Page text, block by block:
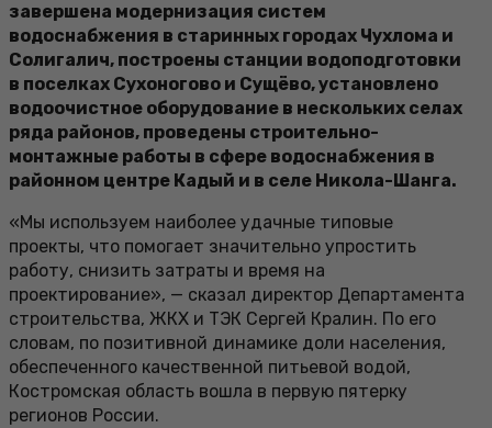
завершена модернизация систем
водоснабжения в старинных городах Чухлома и
Солигалич, построены станции водоподготовки
в поселках Сухоногово и Сущёво, установлено
водоочистное оборудование в нескольких селах
ряда районов, проведены строительно-
монтажные работы в сфере водоснабжения в
районном центре Кадый и в селе Никола-Шанга.
«Мы используем наиболее удачные типовые
проекты, что помогает значительно упростить
работу, снизить затраты и время на
проектирование», — сказал директор Департамента
строительства, ЖКХ и ТЭК Сергей Кралин. По его
словам, по позитивной динамике доли населения,
обеспеченного качественной питьевой водой,
Костромская область вошла в первую пятерку
регионов России.